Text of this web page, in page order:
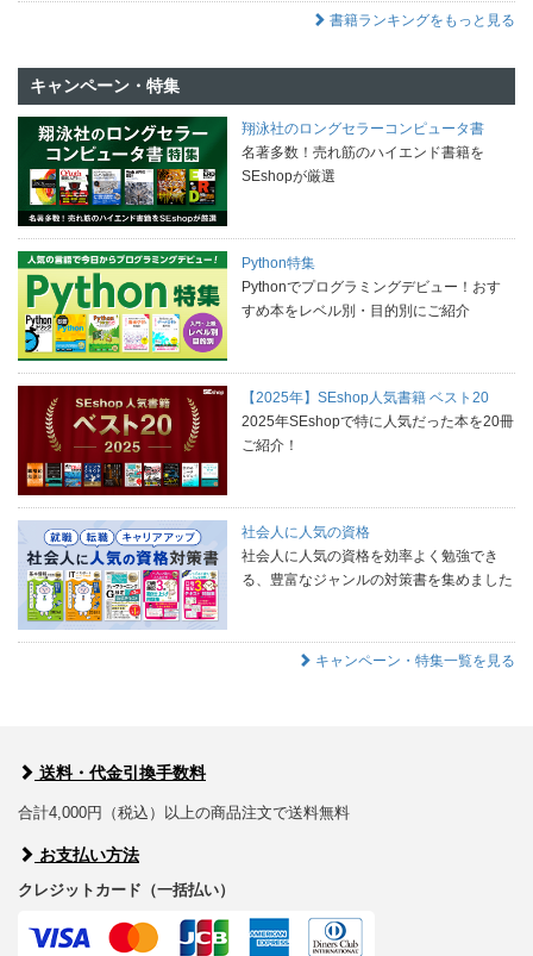
書籍ランキングをもっと見る
キャンペーン・特集
翔泳社のロングセラーコンピュータ書
名著多数！売れ筋のハイエンド書籍を
SEshopが厳選
Python特集
Pythonでプログラミングデビュー！おす
すめ本をレベル別・目的別にご紹介
【2025年】SEshop人気書籍 ベスト20
2025年SEshopで特に人気だった本を20冊
ご紹介！
社会人に人気の資格
社会人に人気の資格を効率よく勉強でき
る、豊富なジャンルの対策書を集めました
キャンペーン・特集一覧を見る
送料・代金引換手数料
合計4,000円（税込）以上の商品注文で送料無料
お支払い方法
クレジットカード（一括払い）